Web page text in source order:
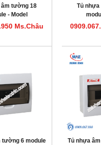
âm tường 18
- Model
Ms.Châu
Tủ
tường 6 module
Tủ nhựa